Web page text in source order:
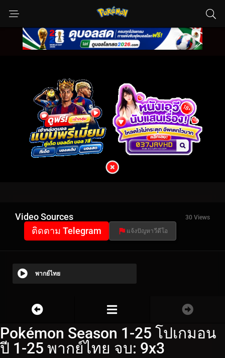
Video Sources 30 Views
ติดตาม Telegram แจ้งปัญหาวีดีโอ
พากย์ไทย
Pokémon Season 1-25 โปเกมอน
ปี 1-25 พากย์ไทย จบ: 9x3